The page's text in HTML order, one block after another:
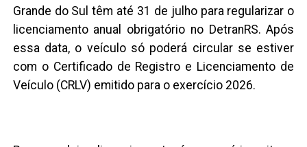
Grande do Sul têm até 31 de julho para regularizar o
licenciamento anual obrigatório no DetranRS. Após
essa data, o veículo só poderá circular se estiver
com o Certificado de Registro e Licenciamento de
Veículo (CRLV) emitido para o exercício 2026.